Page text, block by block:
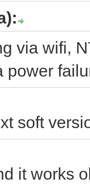
via wifi,
power
soft
it works